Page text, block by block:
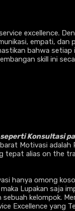
excellence.
empati, dan
bahwa
skill ini
Konsultasi
Motivasi adalah
alias on the
hanya omong
Lupakan saja
kelompok.
Excellence yang